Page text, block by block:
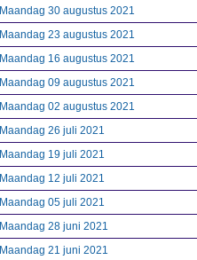
Maandag 30 augustus 2021
Maandag 23 augustus 2021
Maandag 16 augustus 2021
Maandag 09 augustus 2021
Maandag 02 augustus 2021
Maandag 26 juli 2021
Maandag 19 juli 2021
Maandag 12 juli 2021
Maandag 05 juli 2021
Maandag 28 juni 2021
Maandag 21 juni 2021